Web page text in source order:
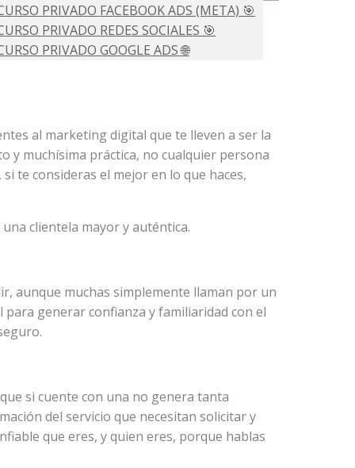
PRIVADO FACEBOOK ADS (META) 🎯
PRIVADO REDES SOCIALES 🎯
PRIVADO GOOGLE ADS 🌐
al marketing digital que te lleven a ser la
y muchísima práctica, no cualquier persona
te consideras el mejor en lo que haces,
clientela mayor y auténtica.
aunque muchas simplemente llaman por un
generar confianza y familiaridad con el
si cuente con una no genera tanta
del servicio que necesitan solicitar y
que eres, y quien eres, porque hablas